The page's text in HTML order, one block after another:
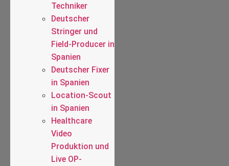
Techniker
Deutscher
Stringer und
Field-Producer in
Spanien
Deutscher Fixer
in Spanien
Location-Scout
in Spanien
Healthcare
Video
Produktion und
Live OP-